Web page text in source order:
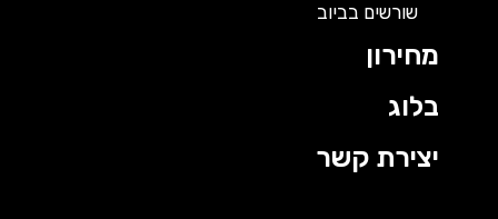
שורשים בביוב
מחירון
בלוג
יצירת קשר